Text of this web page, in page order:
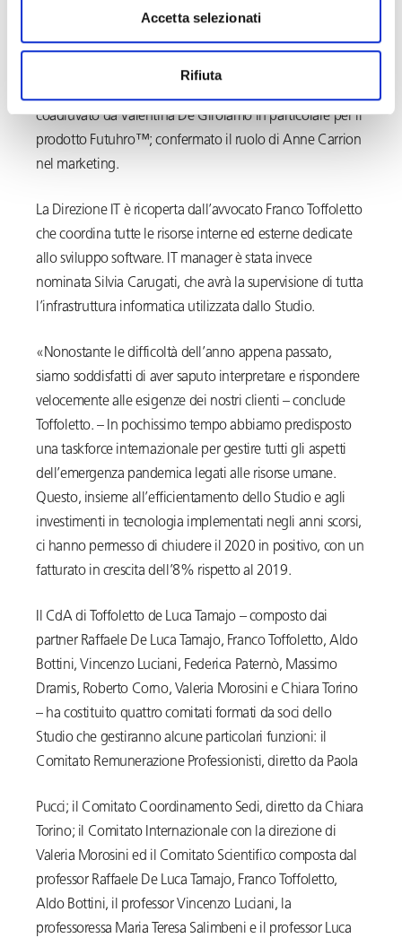
Accetta selezionati
Rifiuta
development e il marketing, che gestiscono tutte le
attività di comunicazione e follow-up necessarie per
mantenere un contatto costante con clienti e prospects».
coadiuvato da Valentina De Girolamo in particolare per il
prodotto Futuhro™; confermato il ruolo di Anne Carrion
nel marketing.
La Direzione IT è ricoperta dall’avvocato Franco Toffoletto
che coordina tutte le risorse interne ed esterne dedicate
allo sviluppo software. IT manager è stata invece
nominata Silvia Carugati, che avrà la supervisione di tutta
l’infrastruttura informatica utilizzata dallo Studio.
«Nonostante le difficoltà dell’anno appena passato,
siamo soddisfatti di aver saputo interpretare e rispondere
velocemente alle esigenze dei nostri clienti – conclude
Toffoletto. – In pochissimo tempo abbiamo predisposto
una taskforce internazionale per gestire tutti gli aspetti
dell’emergenza pandemica legati alle risorse umane.
Questo, insieme all’efficientamento dello Studio e agli
investimenti in tecnologia implementati negli anni scorsi,
ci hanno permesso di chiudere il 2020 in positivo, con un
fatturato in crescita dell’8% rispetto al 2019.
Il CdA di Toffoletto de Luca Tamajo – composto dai
partner Raffaele De Luca Tamajo, Franco Toffoletto, Aldo
Bottini, Vincenzo Luciani, Federica Paternò, Massimo
Dramis, Roberto Corno, Valeria Morosini e Chiara Torino
– ha costituito quattro comitati formati da soci dello
Studio che gestiranno alcune particolari funzioni: il
Comitato Remunerazione Professionisti, diretto da Paola
Pucci; il Comitato Coordinamento Sedi, diretto da Chiara
Torino; il Comitato Internazionale con la direzione di
Valeria Morosini ed il Comitato Scientifico composta dal
professor Raffaele De Luca Tamajo, Franco Toffoletto,
Aldo Bottini, il professor Vincenzo Luciani, la
professoressa Maria Teresa Salimbeni e il professor Luca